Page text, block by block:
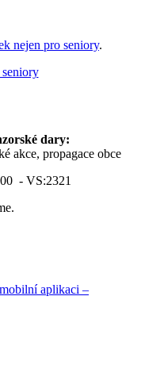
nejen pro seniory.
dary:
akce, propagace obce
- VS:2321
mobilní aplikaci –